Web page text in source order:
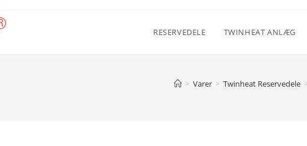
RESERVEDELE TWINHEAT ANLÆG
> Varer > Twinheat Reservedele >